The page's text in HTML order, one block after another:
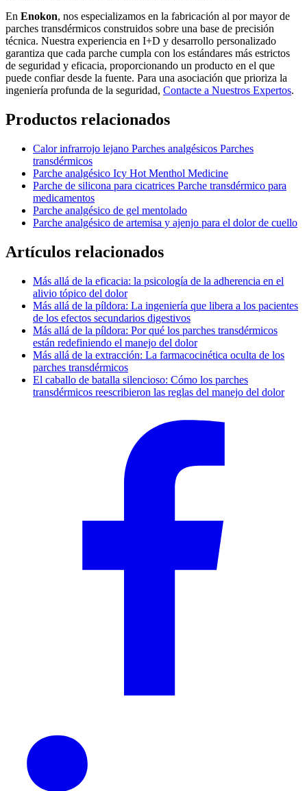
En Enokon, nos especializamos en la fabricación al por mayor de
parches transdérmicos construidos sobre una base de precisión
técnica. Nuestra experiencia en I+D y desarrollo personalizado
garantiza que cada parche cumpla con los estándares más estrictos
de seguridad y eficacia, proporcionando un producto en el que
puede confiar desde la fuente. Para una asociación que prioriza la
ingeniería profunda de la seguridad, Contacte a Nuestros Expertos.
Productos relacionados
Calor infrarrojo lejano Parches analgésicos Parches
transdérmicos
Parche analgésico Icy Hot Menthol Medicine
Parche de silicona para cicatrices Parche transdérmico para
medicamentos
Parche analgésico de gel mentolado
Parche analgésico de artemisa y ajenjo para el dolor de cuello
Artículos relacionados
Más allá de la eficacia: la psicología de la adherencia en el
alivio tópico del dolor
Más allá de la píldora: La ingeniería que libera a los pacientes
de los efectos secundarios digestivos
Más allá de la píldora: Por qué los parches transdérmicos
están redefiniendo el manejo del dolor
Más allá de la extracción: La farmacocinética oculta de los
parches transdérmicos
El caballo de batalla silencioso: Cómo los parches
transdérmicos reescribieron las reglas del manejo del dolor